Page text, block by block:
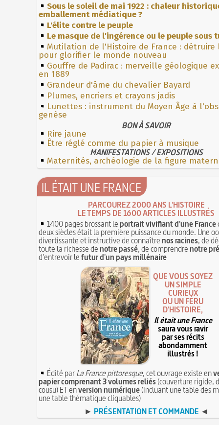
Sous le soleil de mai 1922 : chaleur
emballement médiatique ?
L'élite contre le peuple
Le masque de l'ingérence ou le peuple sous
Mutilation de l'Histoire de France : détruire
pour glorifier le monde nouveau
Gouffre de Padirac : merveille géologique
en 1889
Grandeur d'âme du chevalier Bayard
Plumes, encriers et crayons jadis
Lunettes : instrument du Moyen Âge à
genèse
BON À SAVOIR
Rire jaune
Être réglé comme du papier à musique
MANIFESTATIONS / EXPOSITIONS
Maternités, archéologie de la figure
IL ÉTAIT UNE FRANCE
PARCOUREZ 2000 ANS L'HISTOIRE
LE TEMPS DE 1600 ARTICLES ILLUSTRÉS
1400 pages brossant leportrait vivifiant d'une France
deux siècles était la première puissance du monde. Une
divertissante et instructive de connaîtrenos racines, de
toute la richesse denotre passé, de comprendrenotre
d'entrevoir lefutur d'un pays millénaire
QUE VOUS SOYEZ
UN SIMPLE
CURIEUX
OU UN FÉRU
D'HISTOIRE,
Il était une France
saura vous ravir
par ses récits
abondamment
illustrés !
Édité parLa France pittoresque, cet ouvrage existe en
papier comprenant 3 volumes reliés(couverture rigide,
cousu) ET enversion numérique(incluant une table des
une table thématique cliquables)
► PRÉSENTATION ET COMMANDE ◄